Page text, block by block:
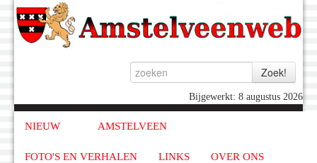
Bijgewerkt: 8 augustus 2026
NIEUW AMSTELVEEN
FOTO'S EN VERHALEN LINKS OVER ONS